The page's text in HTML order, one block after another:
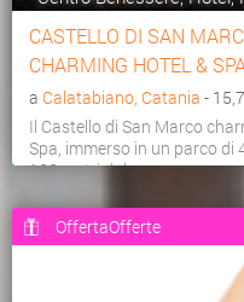
CASTELLO DI SAN
CHARMING HOTEL &
a Calatabiano, Catania -
Il Castello di San Marco
Spa, immerso in un parco di
100 metri dal...
OffertaOfferte